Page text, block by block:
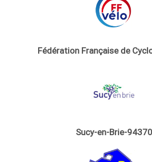
Fédération Française de
Sucy-en-Brie-94370